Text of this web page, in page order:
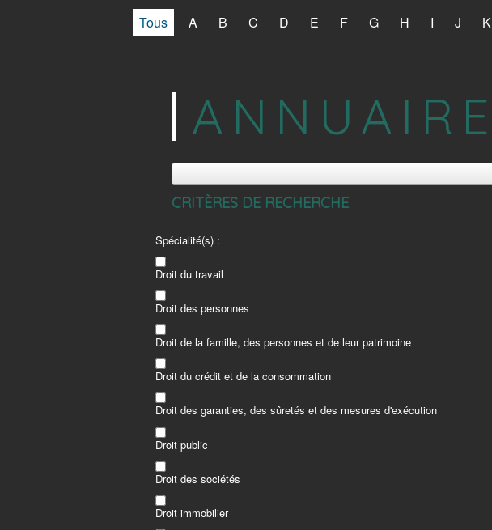
Tous A B C D E F G H I J K
ANNUAIRE
CRITÈRES DE RECHERCHE
Spécialité(s) :
Droit du travail
Droit des personnes
Droit de la famille, des personnes et de leur patrimoine
Droit du crédit et de la consommation
Droit des garanties, des sûretés et des mesures d'exécution
Droit public
Droit des sociétés
Droit immobilier